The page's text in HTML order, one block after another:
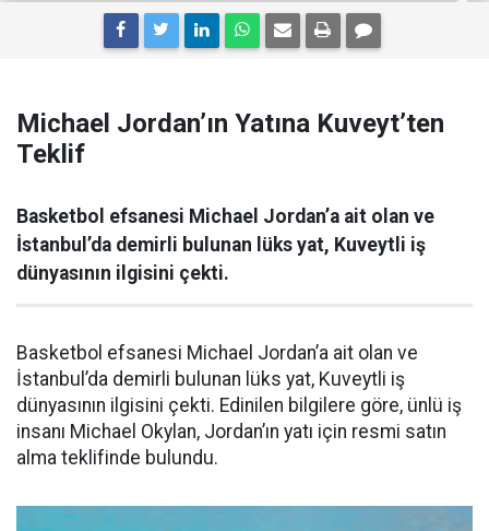
Michael Jordan’ın Yatına Kuveyt’ten
Teklif
Basketbol efsanesi Michael Jordan’a ait olan ve
İstanbul’da demirli bulunan lüks yat, Kuveytli iş
dünyasının ilgisini çekti.
Basketbol efsanesi Michael Jordan’a ait olan ve
İstanbul’da demirli bulunan lüks yat, Kuveytli iş
dünyasının ilgisini çekti. Edinilen bilgilere göre, ünlü iş
insanı Michael Okylan, Jordan’ın yatı için resmi satın
alma teklifinde bulundu.